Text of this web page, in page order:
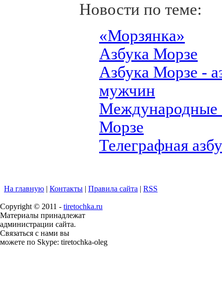
Новости по теме:
«Морзянка»
Азбука Морзе
Азбука Морзе -
мужчин
Международные
Морзе
Телеграфная
Copyright © 2011 - tiretochka.ru
Материалы принадлежат
администрации сайта.
Связаться с нами вы
можете по Skype: tiretochka-oleg
На главную | Контакты | Правила сайта | RSS